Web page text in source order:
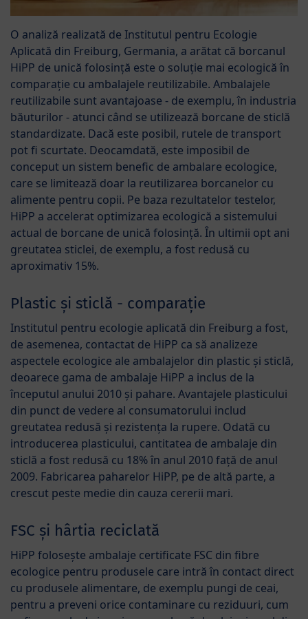
O analiză realizată de Institutul pentru Ecologie
Aplicată din Freiburg, Germania, a arătat că borcanul
HiPP de unică folosință este o soluție mai ecologică în
comparație cu ambalajele reutilizabile. Ambalajele
reutilizabile sunt avantajoase - de exemplu, în industria
băuturilor - atunci când se utilizează borcane de sticlă
standardizate. Dacă este posibil, rutele de transport
pot fi scurtate. Deocamdată, este imposibil de
conceput un sistem benefic de ambalare ecologice,
care se limitează doar la reutilizarea borcanelor cu
alimente pentru copii. Pe baza rezultatelor testelor,
HiPP a accelerat optimizarea ecologică a sistemului
actual de borcane de unică folosință. În ultimii opt ani
greutatea sticlei, de exemplu, a fost redusă cu
aproximativ 15%.
Plastic și sticlă - comparație
Institutul pentru ecologie aplicată din Freiburg a fost,
de asemenea, contactat de HiPP ca să analizeze
aspectele ecologice ale ambalajelor din plastic și sticlă,
deoarece gama de ambalaje HiPP a inclus de la
începutul anului 2010 și pahare. Avantajele plasticului
din punct de vedere al consumatorului includ
greutatea redusă și rezistența la rupere. Odată cu
introducerea plasticului, cantitatea de ambalaje din
sticlă a fost redusă cu 18% în anul 2010 față de anul
2009. Fabricarea paharelor HiPP, pe de altă parte, a
crescut peste medie din cauza cererii mari.
FSC și hârtia reciclată
HiPP folosește ambalaje certificate FSC din fibre
ecologice pentru produsele care intră în contact direct
cu produsele alimentare, de exemplu pungi de ceai,
pentru a preveni orice contaminare cu reziduuri, cum